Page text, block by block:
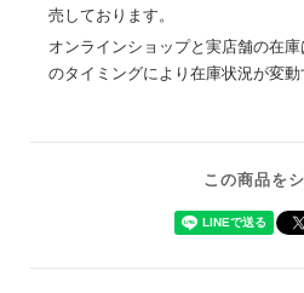
売しております。
オンラインショップと実店舗の在
のタイミングにより在庫状況が変動
この商品を